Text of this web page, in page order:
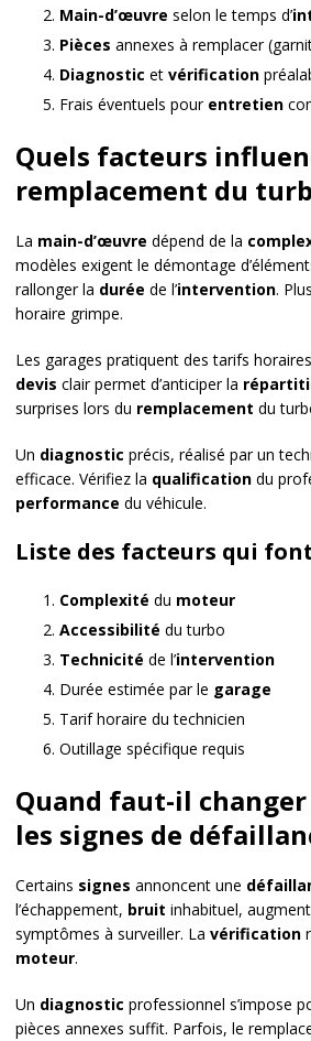
Main-d’œuvre selon le temps d’
Pièces annexes à remplacer
Diagnostic et vérification
Frais éventuels pour entretien
Quels facteurs
remplacement du
La main-d’œuvre dépend de la
modèles exigent le démontage
rallonger la durée de l’intervention.
horaire grimpe.
Les garages pratiquent des tarifs
devis clair permet d’anticiper la
surprises lors du remplacement du
Un diagnostic précis, réalisé par un
efficace. Vérifiez la qualification du
performance du véhicule.
Liste des facteurs qui
Complexité du moteur
Accessibilité du turbo
Technicité de l’intervention
Durée estimée par le garage
Tarif horaire du technicien
Outillage spécifique requis
Quand faut-il
les signes de
Certains signes annoncent une
l’échappement, bruit inhabituel,
symptômes à surveiller. La vérification
moteur.
Un diagnostic professionnel s’impose
pièces annexes suffit. Parfois, le